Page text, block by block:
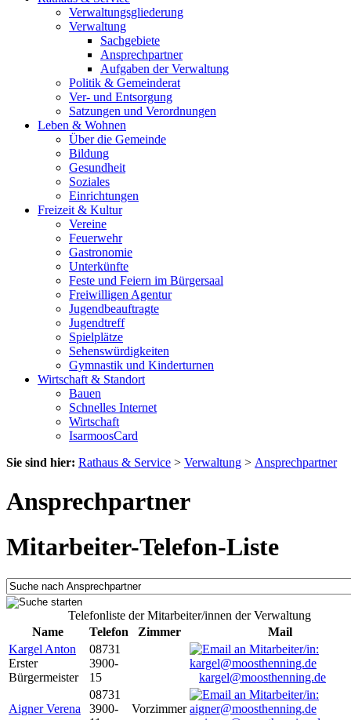
Verwaltungsgliederung
Verwaltung
Sachgebiete
Ansprechpartner
Aufgaben der Verwaltung
Politik & Gemeinderat
Ver- und Entsorgung
Satzungen und Verordnungen
Leben & Wohnen
Über die Gemeinde
Bildung
Gesundheit
Soziales
Einrichtungen
Freizeit & Kultur
Vereine
Feuerwehr
Gastronomie
Unterkünfte
Feste und Feiern im Bürgersaal
Freiwilligen Agentur
Jugendbeauftragte
Jugendtreff
Spielplätze
Sehenswürdigkeiten
Gymnastik und Kinderturnen
Wirtschaft & Standort
Bauen
Schnelles Internet
Wirtschaft
IsarmoosCard
Sie sind hier: Rathaus & Service > Verwaltung > Ansprechpartner
Ansprechpartner
Mitarbeiter-Telefon-Liste
Telefonliste der Mitarbeiter/innen der Verwaltung
Name
Telefon Zimmer
Mail
Kargel Anton
Erster
Bürgermeister
08731
3900-
15
kargel@moosthenning.de
Aigner Verena
08731
3900-
Vorzimmer